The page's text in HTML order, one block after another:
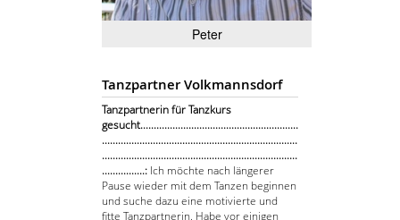
Peter
Tanzpartner Volkmannsdorf
Tanzpartnerin für Tanzkurs
gesucht...........................................................
.........................................................................
.........................................................................
................: Ich möchte nach längerer
Pause wieder mit dem Tanzen beginnen
und suche dazu eine motivierte und
fitte Tanzpartnerin. Habe vor einigen